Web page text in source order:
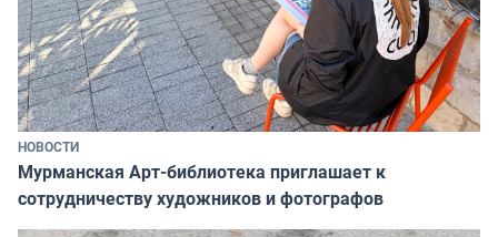
НОВОСТИ
Мурманская Арт-библиотека приглашает к
сотрудничеству художников и фотографов